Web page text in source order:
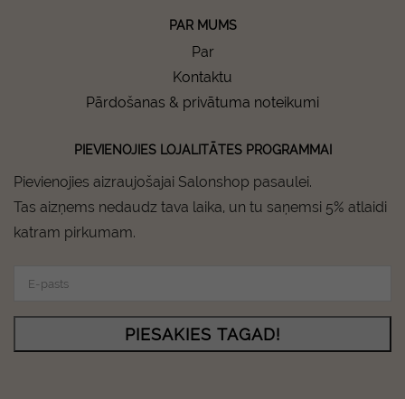
PAR MUMS
Par
Kontaktu
Pārdošanas & privātuma noteikumi
PIEVIENOJIES LOJALITĀTES PROGRAMMAI
Pievienojies aizraujošajai Salonshop pasaulei.
Tas aizņems nedaudz tava laika, un tu saņemsi 5% atlaidi
katram pirkumam.
PIESAKIES TAGAD!